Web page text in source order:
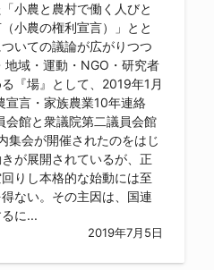
小農と農村で働く人びと
小農の権利宣言）」とと
いての議論が広がりつつ
域・運動・NGO・研究者
『場』として、2019年1月
宣言・家族農業10年連絡
会館と衆議院第二議員会館
集会が開催されたのをはじ
が展開されているが、正
りし本格的な始動には至
ない。その主因は、国連
に...
2019年7月5日